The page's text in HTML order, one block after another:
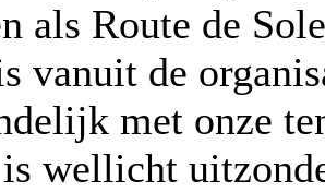
als Route de
vanuit de
met onze
wellicht